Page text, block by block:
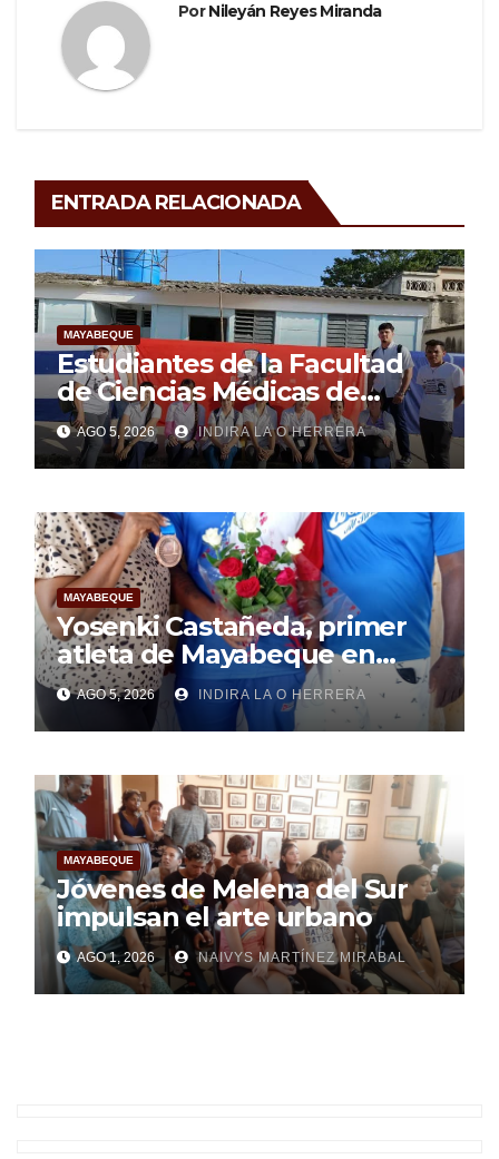
PorNileyán Reyes Miranda
ENTRADA RELACIONADA
MAYABEQUE
Estudiantes de la Facultad
de Ciencias Médicas de
Mayabeque realizan
pesquisa
AGO 5, 2026 INDIRA LA O HERRERA
MAYABEQUE
Yosenki Castañeda, primer
atleta de Mayabeque en
subir al podio
centroamericano
AGO 5, 2026 INDIRA LA O HERRERA
MAYABEQUE
Jóvenes de Melena del Sur
impulsan el arte urbano
AGO 1, 2026 NAIVYS MARTÍNEZ MIRABAL